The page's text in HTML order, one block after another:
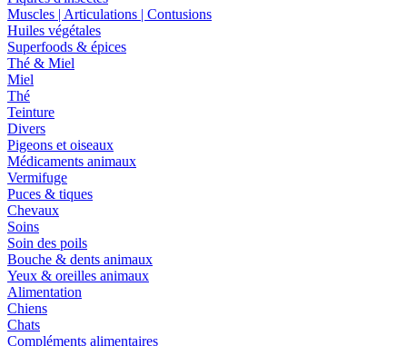
Muscles | Articulations | Contusions
Huiles végétales
Superfoods & épices
Thé & Miel
Miel
Thé
Teinture
Divers
Pigeons et oiseaux
Médicaments animaux
Vermifuge
Puces & tiques
Chevaux
Soins
Soin des poils
Bouche & dents animaux
Yeux & oreilles animaux
Alimentation
Chiens
Chats
Compléments alimentaires